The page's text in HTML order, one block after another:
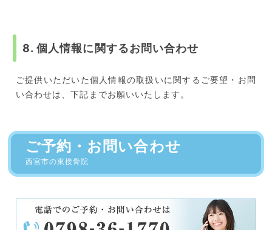
8. 個人情報に関するお問い合わせ
ご提供いただいた個人情報の取扱いに関するご要望・お問
い合わせは、下記までお願いいたします。
ご予約・お問い合わせ
西宮市の東接骨院